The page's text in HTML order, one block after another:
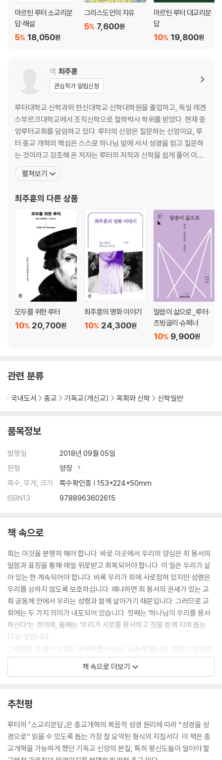
성구색인
마르틴 루터 소교리문
답·해설
18,050원
5%
그리스도인의 자유
7,600원
5%
마르틴 루터 대교리문
답
19,800원
10%
역 최주훈
관심작가 알림신청
루터대학교 신학과와 한신대학교 신학대학원을 졸업하고, 독일 레겐
스부르크대학교에서 조직신학으로 철학박사 학위를 받았다. 현재 중
앙루터교회를 담임하고 있다. 루터의 신앙은 질문하는 신앙이요, 루
터 종교 개혁의 핵심은 스스로 하나님 앞에 서서 성경을 읽고 질문하
는 것이라고 강조해 온 저자는 루터의 저작과 신학을 쉽게 풀어 이야
기하면서 오늘의 교회를 설명하는 데 연구의 초점을 맞추고 있다. 학
문적 엄정함과 목회적 열정 사이의 균형을 잃지 않으면서 현실의 문
와 신학을 명화로 해설하는 것에도 관심이 많다. 저서로는 《예배란 무
펼쳐보기
최주훈의 다른 상품
모두를 위한 루터
20,700원
10%
최주훈의 명화 이야기
24,300원
10%
말씀이 삶으로_루터·
츠빙글리·슈페너
9,900원
10%
관련 분류
국내도서 종교 기독교(개신교) 목회와 신학 신학일반
품목정보
발행일
2018년 09월 05일
판형
양장
쪽수, 무게, 크기
쪽수확인중 | 153*224*50mm
ISBN13
9788963602615
책 속으로
회는 이것을 분명히 해야 합니다. 바로 이곳에서 우리의 양심은 죄 용서의
말씀과 표징을 통해 매일 위로받고 회복되어야 합니다. 이 일은 우리가 살
아 있는 한 계속되어야 합니다. 비록 우리가 죄에 사로잡혀 있지만 성령은
우리를 상하지 않도록 보호하십니다. 왜냐하면 죄 용서의 권세가 있는 교
회 공동체 안에서 우리는 성령과 함께 살아가기 때문입니다. 그러므로 교
회에는 두 가지 의미가 내포되어 있습니다. 첫째는 ‘하나님이 우리를 용서
하신다’는 것이며, 둘째는 ‘우리가 서로를 용서하고 짐을 함께 지며 돕는
다’는 것입니다.
그러므로 죄 용서가 없는 곳이라면 어디나 ‘교회 밖’입니다. 복음이 있다면
죄 용서가 있다는 뜻이고, 복음이 없다면 죄 용서가 없다는 뜻입니다. 그러
므로 죄 용서가 없는 곳은 교회가 아닙니다. 그런 곳에는 진정한 거룩함도
는 꼴이 됩니다.
_『마르틴 루터 대교리문답』, 제2부 ‘신조’ 중에서
그리스도교의 가르침이 담긴 교리문답서를 아주 짧고 간명하게 펴냅니다.
시찰단과 함께 교구들을 돌아보며 목격한 비참하고 가슴 아픈 상황이 저로
책 속으로 더보기
추천평
루터의 『소교리문답』은 종교개혁의 복음적 성경 원리에 따라 “성경을 성
경으로” 읽을 수 있도록 돕는 가장 잘 요약된 형식의 지침서다. 이 책은 종
교개혁을 가능하게 했던 기독교 신앙의 본질, 특히 평신도들이 알아야 할